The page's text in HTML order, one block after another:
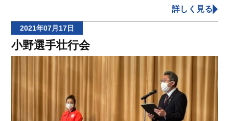
詳しく見る
2021年07月17日
小野選手壮行会